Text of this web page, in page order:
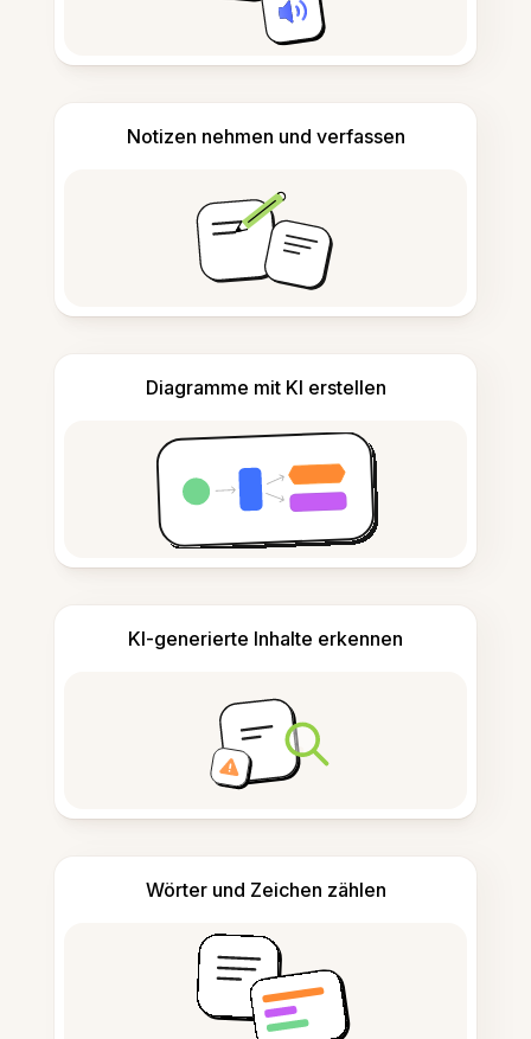
Notizen nehmen und verfassen
Diagramme mit KI erstellen
KI-generierte Inhalte erkennen
Wörter und Zeichen zählen